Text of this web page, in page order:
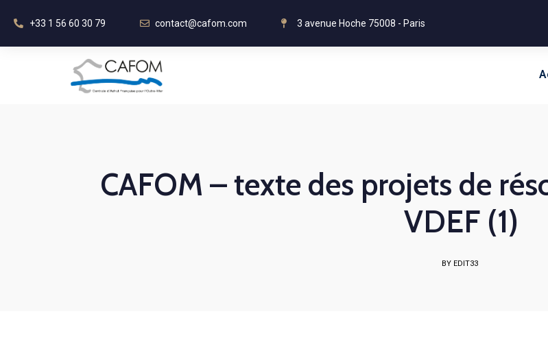
+33 1 56 60 30 79 contact@cafom.com 3 avenue Hoche 75008 - Paris
CAFOM – texte des projets de
VDEF (1)
BY EDIT33